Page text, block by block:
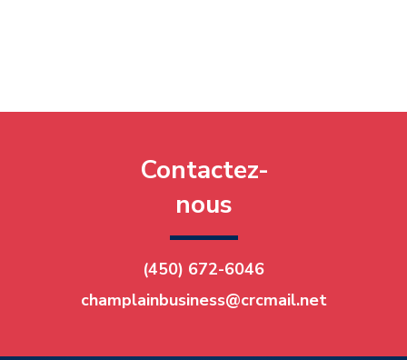
Contactez-
nous
(450) 672-6046
champlainbusiness@crcmail.net